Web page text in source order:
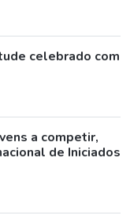
celebrado com
a competir,
de Iniciados